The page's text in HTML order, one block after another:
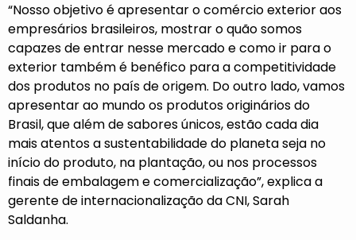
“Nosso objetivo é apresentar o comércio exterior aos
empresários brasileiros, mostrar o quão somos
capazes de entrar nesse mercado e como ir para o
exterior também é benéfico para a competitividade
dos produtos no país de origem. Do outro lado, vamos
apresentar ao mundo os produtos originários do
Brasil, que além de sabores únicos, estão cada dia
mais atentos a sustentabilidade do planeta seja no
início do produto, na plantação, ou nos processos
finais de embalagem e comercialização”, explica a
gerente de internacionalização da CNI, Sarah
Saldanha.